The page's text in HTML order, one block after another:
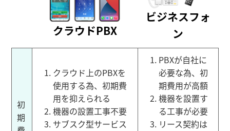
クラウドPBX
ビジネスフォ
ン
初
期
クラウド上のPBXを
使用する為、初期費
用を抑えられる
機器の設置工事不要
サブスク型サービス
PBXが自社に
必要な為、初
期費用が高額
機器を設置す
る工事が必要
リース契約は